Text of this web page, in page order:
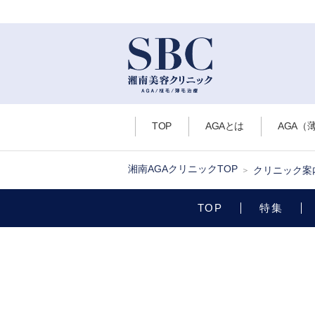
TOP AGAとは AGA（
湘南AGAクリニックTOP クリニック案
TOP 特集